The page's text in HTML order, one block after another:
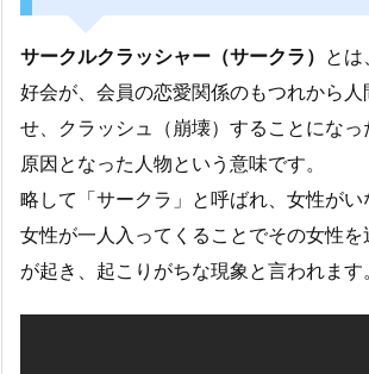
サークルクラッシャー（サークラ） とは
好会が、会員の恋愛関係のもつれから人
せ、クラッシュ（崩壊）することにな
原因となった人物という意味です。
略して「サークラ」と呼ばれ、女性がい
女性が一人入ってくることでその女性
が起き、起こりがちな現象と言われます